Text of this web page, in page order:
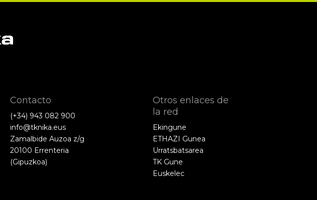
Contacto
(+34) 943 082 900
info@tknika.eus
Zamalbide Auzoa z/g
20100 Errenteria
(Gipuzkoa)
Otros enlaces de
la red
Ekingune
ETHAZI Gunea
Urratsbatsarea
TK Gune
Euskelec